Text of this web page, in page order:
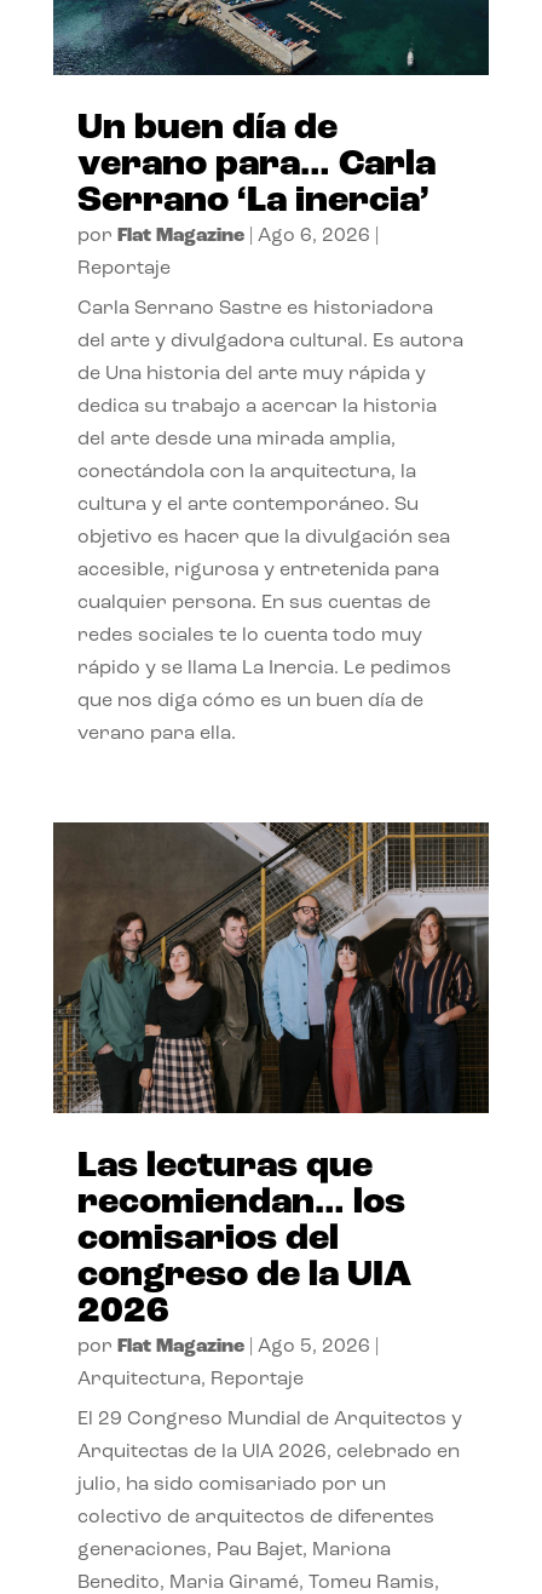
Un buen día de
verano para… Carla
Serrano ‘La inercia’
por Flat Magazine| Ago 6, 2026
Reportaje
Carla Serrano Sastre es historiadora
del arte y divulgadora cultural. Es autora
de Una historia del arte muy rápida y
dedica su trabajo a acercar la historia
del arte desde una mirada amplia,
conectándola con la arquitectura, la
cultura y el arte contemporáneo. Su
objetivo es hacer que la divulgación sea
accesible, rigurosa y entretenida para
cualquier persona. En sus cuentas de
redes sociales te lo cuenta todo muy
rápido y se llama La Inercia. Le pedimos
que nos diga cómo es un buen día de
verano para ella.
Las lecturas que
recomiendan… los
comisarios del
congreso de la UIA
2026
por Flat Magazine| Ago 5, 2026
Arquitectura, Reportaje
El 29 Congreso Mundial de Arquitectos y
Arquitectas de la UIA 2026, celebrado en
julio, ha sido comisariado por un
colectivo de arquitectos de diferentes
generaciones, Pau Bajet, Mariona
Benedito, Maria Giramé, Tomeu Ramis,